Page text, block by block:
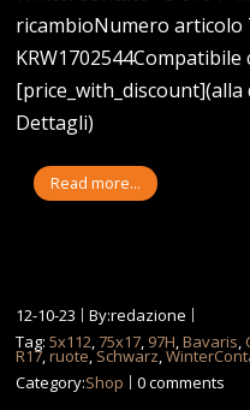
ricambioNumero articolo
KRW1702544Compatibile
Dettagli)
Read more...
12-10-23
By:redazione
Tag:5x112,75x17, 97H,Bavaris,
R17,ruote,Schwarz,
Category:Shop 0 comments